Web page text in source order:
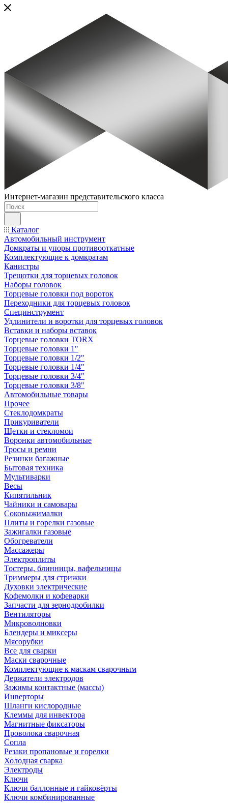
Интернет-магазин представительского класса
Каталог
Автомобильный инструмент
Домкраты и упоры противооткатные
Комплектующие к домкратам
Канистры
Трещотки для торцевых головок
Наборы головок
Торцевые головки под вороток
Переходники для торцевых головок
Специнструмент
Удлинители и воротки для торцевых головок
Вставки и наборы вставок
Торцевые головки TORX
Торцевые головки 1"
Торцевые головки 1/2"
Торцевые головки 1/4"
Торцевые головки 3/4"
Торцевые головки 3/8"
Автомобильные товары
Прочее
Стеклодомкраты
Прикуриватели
Щетки и стекломои
Воронки автомобильные
Тросы и ремни
Резинки багажные
Бытовая техника
Мультиварки
Весы
Кипятильник
Чайники и самовары
Соковыжималки
Плиты и горелки газовые
Зажигалки газовые
Обогреватели
Массажеры
Электроплиты
Тостеры, блинницы, вафельницы
Триммеры для стрижки
Духовки электрические
Кофемолки и кофеварки
Запчасти для зернодробилки
Вентиляторы
Микроволновки
Блендеры и миксеры
Мясорубки
Все для сварки
Маски сварочные
Комплектующие к маскам сварочным
Держатели электродов
Зажимы контактные (массы)
Инверторы
Шланги кислородные
Клеммы для инвектора
Магнитные фиксаторы
Проволока сварочная
Сопла
Резаки пропановые и горелки
Холодная сварка
Электроды
Ключи
Ключи баллонные и гайковёрты
Ключи комбинированные